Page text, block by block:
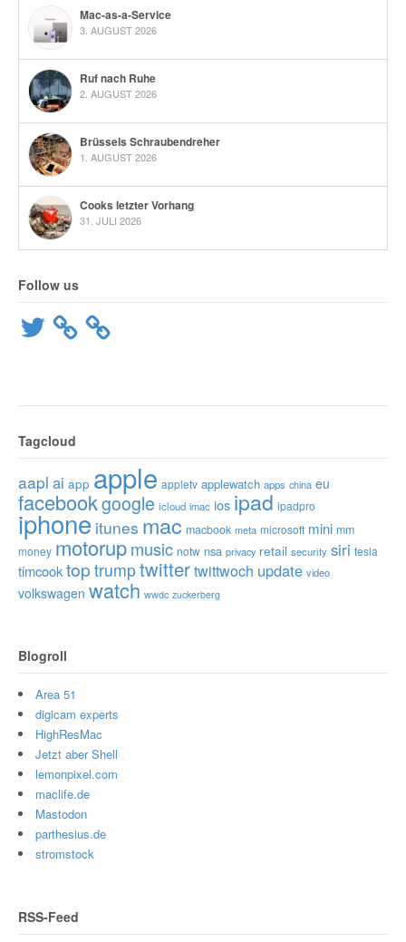
Mac-as-a-Service
3. AUGUST 2026
Ruf nach Ruhe
2. AUGUST 2026
Brüssels Schraubendreher
1. AUGUST 2026
Cooks letzter Vorhang
31. JULI 2026
Follow us
Twitter
Tagcloud
aapl ai app apple appletv applewatch apps china eu
facebookgoogle icloud imac ios ipad ipadpro
iphone itunes mac macbook meta microsoft mini mm
money motorupmusic notw nsa privacy retail security siri tesla
timcooktop trumptwittertwittwoch update video
volkswagen watch wwdc zuckerberg
Blogroll
Area 51
digicam experts
HighResMac
Jetzt aber Shell
lemonpixel.com
maclife.de
Mastodon
parthesius.de
stromstock
RSS-Feed